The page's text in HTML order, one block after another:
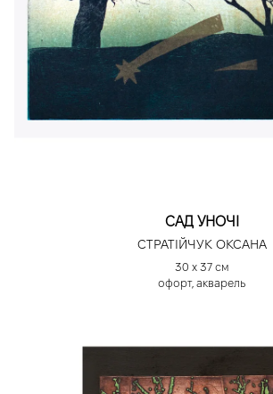
САД УНОЧІ
СТРАТІЙЧУК ОКСАНА
30 х 37 см
офорт, акварель